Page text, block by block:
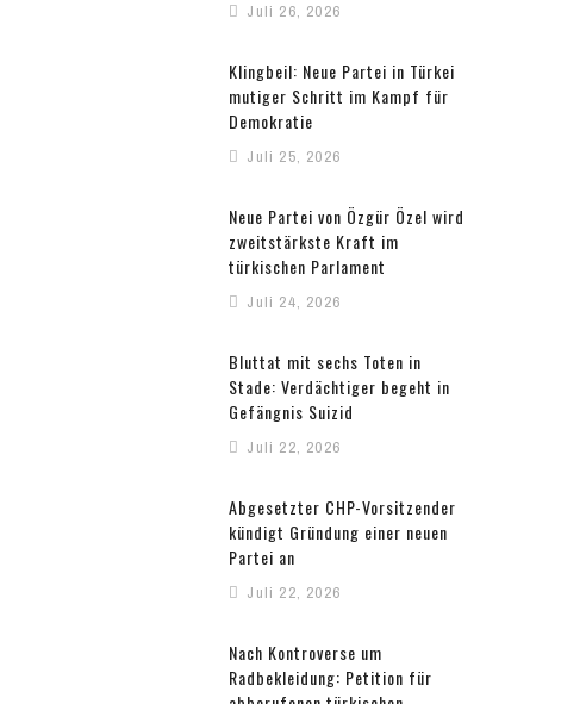
Juli 26, 2026
Klingbeil: Neue Partei in Türkei
mutiger Schritt im Kampf für
Demokratie
Juli 25, 2026
Neue Partei von Özgür Özel wird
zweitstärkste Kraft im
türkischen Parlament
Juli 24, 2026
Bluttat mit sechs Toten in
Stade: Verdächtiger begeht in
Gefängnis Suizid
Juli 22, 2026
Abgesetzter CHP-Vorsitzender
kündigt Gründung einer neuen
Partei an
Juli 22, 2026
Nach Kontroverse um
Radbekleidung: Petition für